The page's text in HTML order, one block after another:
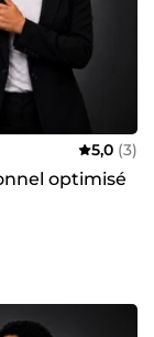
5,0 (3)
optimisé